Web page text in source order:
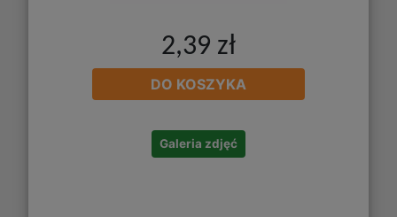
2,39 zł
DO KOSZYKA
Galeria zdjęć